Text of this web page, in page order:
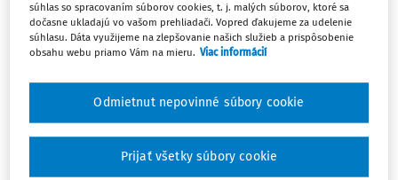
zariadenia, ktoré sú kľúčové pre ...
JRK Slovensko s.r.o.
ČLÁNKY
Výhody priemyselných kompostární na
Slovensku a potenciál využitia
súhlas so spracovaním súborov cookies, t. j. malých súborov, ktoré sa
dočasne ukladajú vo vašom prehliadači. Vopred ďakujeme za udelenie
súhlasu. Dáta využijeme na zlepšovanie našich služieb a prispôsobenie
obsahu webu priamo Vám na mieru. Viac informácií
Odmietnut nepovinné súbory cookie
Prijať všetky súbory cookie